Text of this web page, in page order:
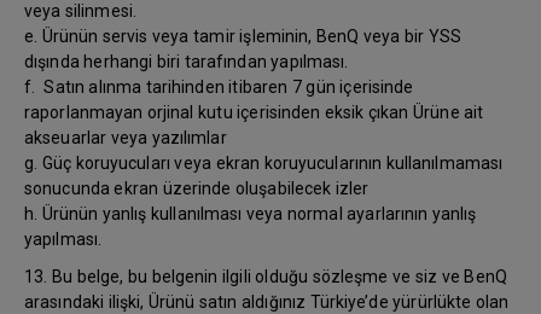
veya silinmesi.
e. Ürünün servis veya tamir işleminin, BenQ veya bir YSS
dışında herhangi biri tarafından yapılması.
f. Satın alınma tarihinden itibaren 7 gün içerisinde
raporlanmayan orjinal kutu içerisinden eksik çıkan Ürüne ait
akseuarlar veya yazılımlar
g. Güç koruyucuları veya ekran koruyucularının kullanılmaması
sonucunda ekran üzerinde oluşabilecek izler
h. Ürünün yanlış kullanılması veya normal ayarlarının yanlış
yapılması.
13. Bu belge, bu belgenin ilgili olduğu sözleşme ve siz ve BenQ
arasındaki ilişki, Ürünü satın aldığınız Türkiye’de yürürlükte olan